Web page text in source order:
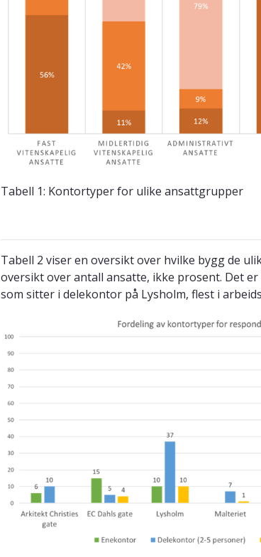
Tabell 1: Kontortyper for ulike ansattgrupper
Tabell 2 viser en oversikt over hvilke bygg de
oversikt over antall ansatte, ikke prosent. Det
som sitter i delekontor på Lysholm, flest i